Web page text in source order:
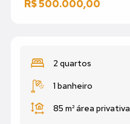
R$ 500.000,00
2 quartos
1 banheiro
85 m²área privativa